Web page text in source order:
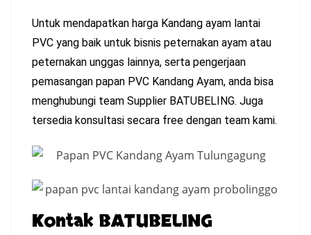
Untuk mendapatkan harga Kandang ayam lantai
PVC yang baik untuk bisnis peternakan ayam atau
peternakan unggas lainnya, serta pengerjaan
pemasangan papan PVC Kandang Ayam, anda bisa
menghubungi team Supplier BATUBELING. Juga
tersedia konsultasi secara free dengan team kami.
Kontak BATUBELING